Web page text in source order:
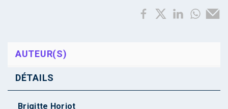
AUTEUR(S)
DÉTAILS
Brigitte Horiot